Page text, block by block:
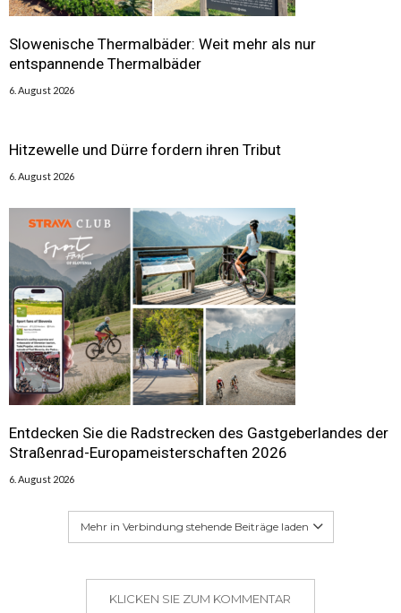
Slowenische Thermalbäder: Weit mehr als nur
entspannende Thermalbäder
6. August 2026
Hitzewelle und Dürre fordern ihren Tribut
6. August 2026
Entdecken Sie die Radstrecken des Gastgeberlandes der
Straßenrad-Europameisterschaften 2026
6. August 2026
Mehr in Verbindung stehende Beiträge laden
KLICKEN SIE ZUM KOMMENTAR